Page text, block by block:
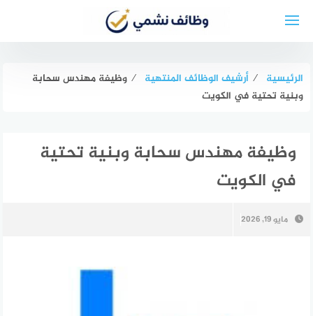
الرئيسية ⁄ أرشيف الوظائف المنتهية ⁄ وظيفة مهندس سحابة
وبنية تحتية في الكويت
وظيفة مهندس سحابة وبنية تحتية
في الكويت
مايو 19, 2026